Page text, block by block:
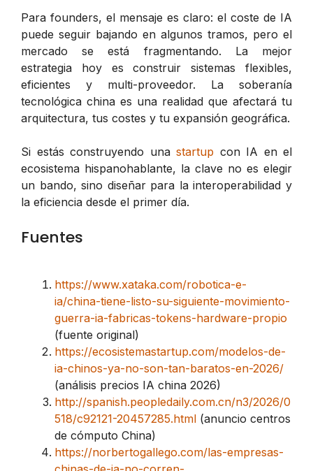
Para founders, el mensaje es claro: el coste de IA
puede seguir bajando en algunos tramos, pero el
mercado se está fragmentando. La mejor
estrategia hoy es construir sistemas flexibles,
eficientes y multi-proveedor. La soberanía
tecnológica china es una realidad que afectará tu
arquitectura, tus costes y tu expansión geográfica.
Si estás construyendo una startup con IA en el
ecosistema hispanohablante, la clave no es elegir
un bando, sino diseñar para la interoperabilidad y
la eficiencia desde el primer día.
Fuentes
https://www.xataka.com/robotica-e-
ia/china-tiene-listo-su-siguiente-movimiento-
guerra-ia-fabricas-tokens-hardware-propio
(fuente original)
https://ecosistemastartup.com/modelos-de-
ia-chinos-ya-no-son-tan-baratos-en-2026/
(análisis precios IA china 2026)
http://spanish.peopledaily.com.cn/n3/2026/0
518/c92121-20457285.html (anuncio centros
de cómputo China)
https://norbertogallego.com/las-empresas-